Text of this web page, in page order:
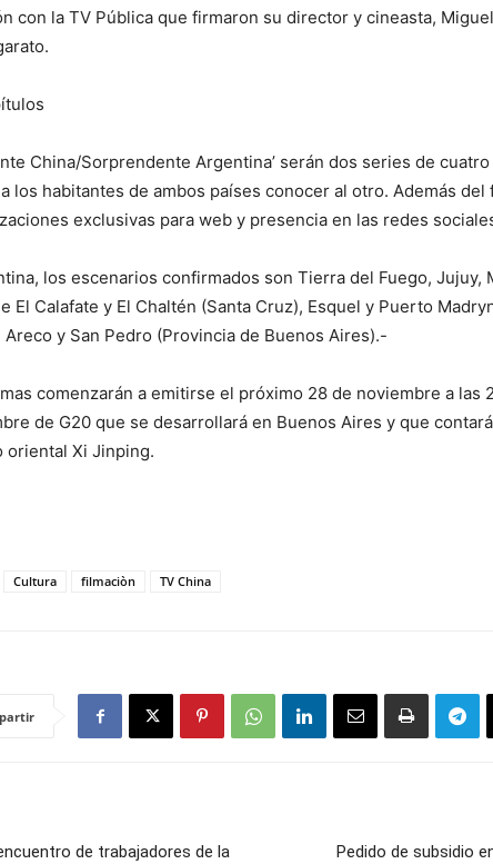
con la TV Pública que firmaron su director y cineasta,
China/Sorprendente Argentina’ serán dos series de
los habitantes de ambos países conocer al otro. Además del
exclusivas para web y presencia en las redes
los escenarios confirmados son Tierra del Fuego, Jujuy,
El Calafate y El Chaltén (Santa Cruz), Esquel y Puerto
y San Pedro (Provincia de Buenos Aires).-
comenzarán a emitirse el próximo 28 de noviembre a las
de G20 que se desarrollará en Buenos Aires y que
oriental Xi Jinping.
Cultura filmaciòn TV China
de trabajadores de la
Pedido de subsidio